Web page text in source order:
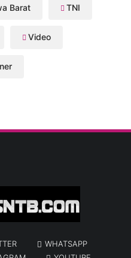
Barat TNI
Video
WHATSAPP